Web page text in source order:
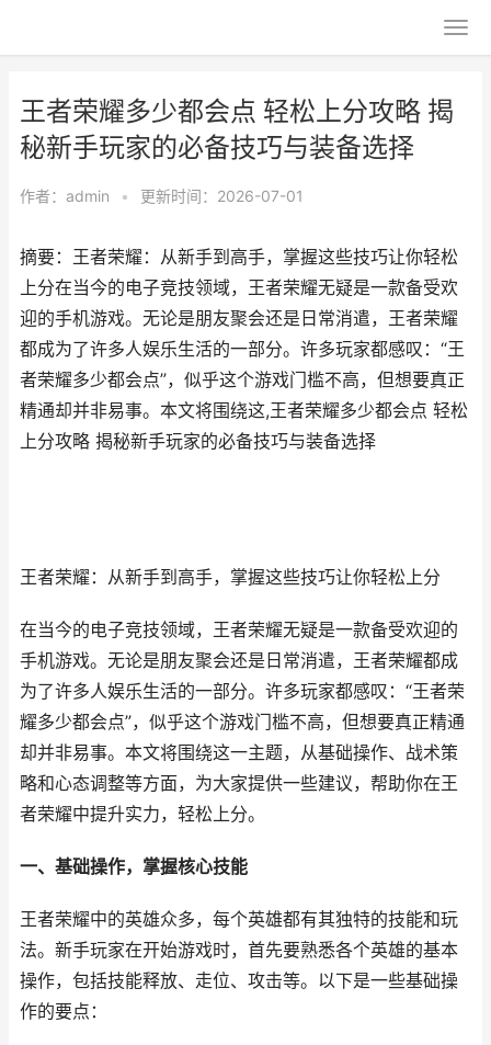
王者荣耀多少都会点 轻松上分攻略 揭
秘新手玩家的必备技巧与装备选择
作者： admin • 更新时间：2026-07-01
摘要：王者荣耀：从新手到高手，掌握这些技巧让你轻松
上分在当今的电子竞技领域，王者荣耀无疑是一款备受欢
迎的手机游戏。无论是朋友聚会还是日常消遣，王者荣耀
都成为了许多人娱乐生活的一部分。许多玩家都感叹：“王
者荣耀多少都会点”，似乎这个游戏门槛不高，但想要真正
精通却并非易事。本文将围绕这,王者荣耀多少都会点 轻松
上分攻略 揭秘新手玩家的必备技巧与装备选择
王者荣耀：从新手到高手，掌握这些技巧让你轻松上分
在当今的电子竞技领域，王者荣耀无疑是一款备受欢迎的
手机游戏。无论是朋友聚会还是日常消遣，王者荣耀都成
为了许多人娱乐生活的一部分。许多玩家都感叹：“王者荣
耀多少都会点”，似乎这个游戏门槛不高，但想要真正精通
却并非易事。本文将围绕这一主题，从基础操作、战术策
略和心态调整等方面，为大家提供一些建议，帮助你在王
者荣耀中提升实力，轻松上分。
一、基础操作，掌握核心技能
王者荣耀中的英雄众多，每个英雄都有其独特的技能和玩
法。新手玩家在开始游戏时，首先要熟悉各个英雄的基本
操作，包括技能释放、走位、攻击等。以下是一些基础操
作的要点：